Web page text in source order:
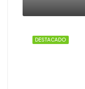
DESTACADO